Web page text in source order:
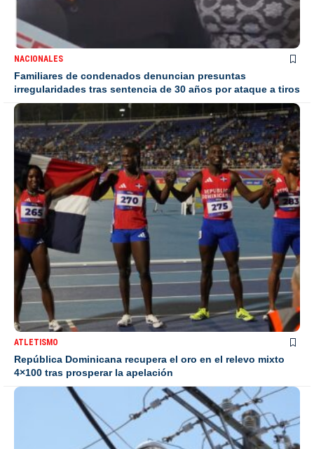
NACIONALES
Familiares de condenados denuncian presuntas
irregularidades tras sentencia de 30 años por ataque a tiros
ATLETISMO
República Dominicana recupera el oro en el relevo mixto
4×100 tras prosperar la apelación